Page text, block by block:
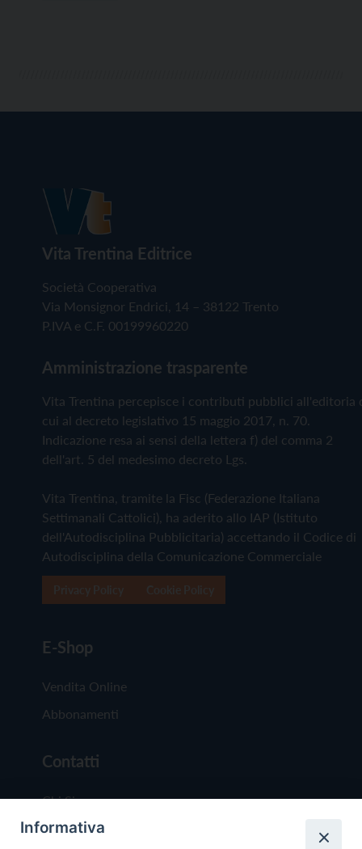
Vita Trentina Editrice
Società Cooperativa
Via Monsignor Endrici, 14 – 38122 Trento
P.IVA e C.F. 00199960220
Amministrazione trasparente
Vita Trentina percepisce i contributi pubblici all'editoria
cui al decreto legislativo 15 maggio 2017, n. 70.
Indicazione resa ai sensi della lettera f) del comma 2
dell'art. 5 del medesimo decreto Lgs.
Vita Trentina, tramite la Fisc (Federazione Italiana
Settimanali Cattolici), ha aderito allo IAP (Istituto
dell'Autodisciplina Pubblicitaria) accettando il Codice di
Autodisciplina della Comunicazione Commerciale
E-Shop
Vendita Online
Abbonamenti
Contatti
Chi Siamo
Redazione
Informativa